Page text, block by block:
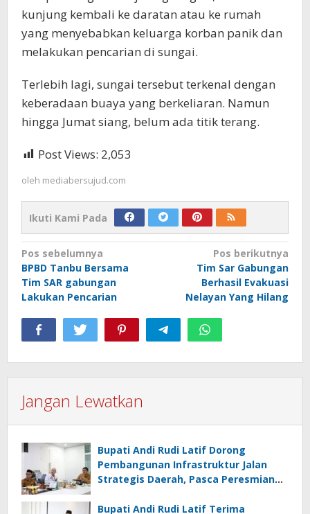
kunjung kembali ke daratan atau ke rumah
yang menyebabkan keluarga korban panik dan
melakukan pencarian di sungai.
Terlebih lagi, sungai tersebut terkenal dengan
keberadaan buaya yang berkeliaran. Namun
hingga Jumat siang, belum ada titik terang.
Post Views: 2,053
oleh mediabersujud.com
Ikuti Kami Pada
Navigasi
pos
Pos sebelumnya
BPBD Tanbu Bersama
Tim SAR gabungan
Lakukan Pencarian
Pos berikutnya
Tim Sar Gabungan
Berhasil Evakuasi
Nelayan Yang Hilang
Jangan Lewatkan
Bupati Andi Rudi Latif Dorong
Pembangunan Infrastruktur Jalan
Strategis Daerah, Pasca Peresmian
Bupati Andi Rudi Latif Terima